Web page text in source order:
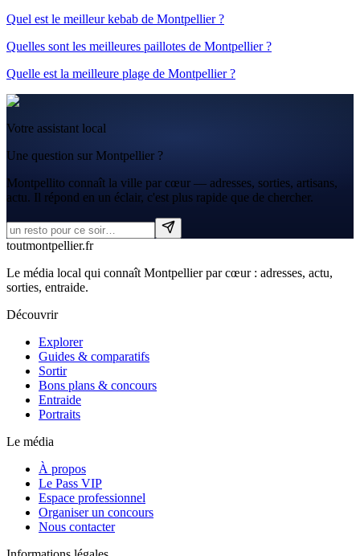
Quel est le meilleur kebab de Montpellier ?
Quelles sont les meilleures paillotes de Montpellier ?
Quelle est la meilleure plage de Montpellier ?
Votre assistant local
Une question sur Montpellier ?
Montpellito connaît la ville par cœur — adresses, sorties, artisans,
actu. Il répond en un éclair, c'est plus rapide que de chercher.
toutmontpellier.fr
Le média local qui connaît Montpellier par cœur : adresses, actu,
sorties, entraide.
Découvrir
Explorer
Guides & comparatifs
Sortir
Bons plans & concours
Entraide
Portraits
Le média
À propos
Le Pass VIP
Espace professionnel
Organiser un concours
Nous contacter